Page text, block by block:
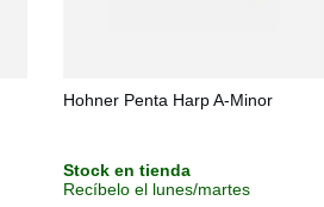
Hohner Penta Harp A-Minor
Stock en tienda
Recíbelo el lunes/martes